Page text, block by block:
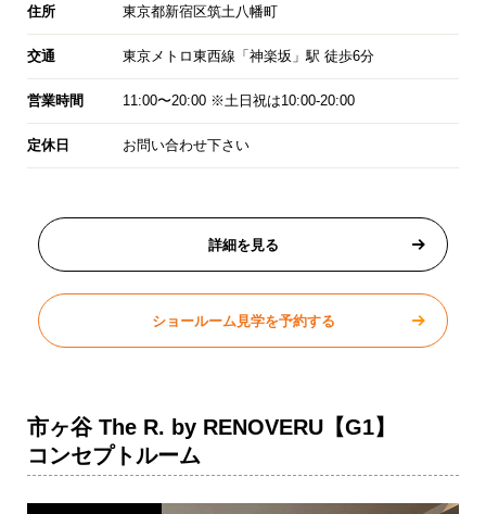
住所 東京都新宿区筑土八幡町
交通 東京メトロ東西線「神楽坂」駅 徒歩6分
営業時間 11:00〜20:00 ※土日祝は10:00-20:00
定休日 お問い合わせ下さい
詳細を見る
ショールーム見学を予約する
市ヶ谷 The R. by RENOVERU【G1】
コンセプトルーム